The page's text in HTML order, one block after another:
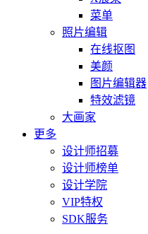
菜单
照片编辑
在线抠图
美颜
图片编辑器
特效滤镜
大画家
更多
设计师招募
设计师榜单
设计学院
VIP特权
SDK服务